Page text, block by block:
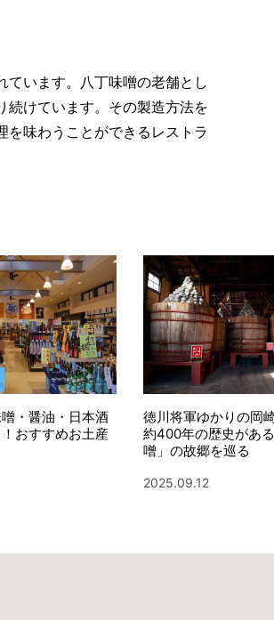
ています。八丁味噌の老舗とし
続けています。その製造方法を
を味わうことができるレストラ
・醤油・日本酒
おすすめお土産
徳川将軍ゆかりの岡
約400年の歴史があ
噌」の故郷を巡る
2025.09.12